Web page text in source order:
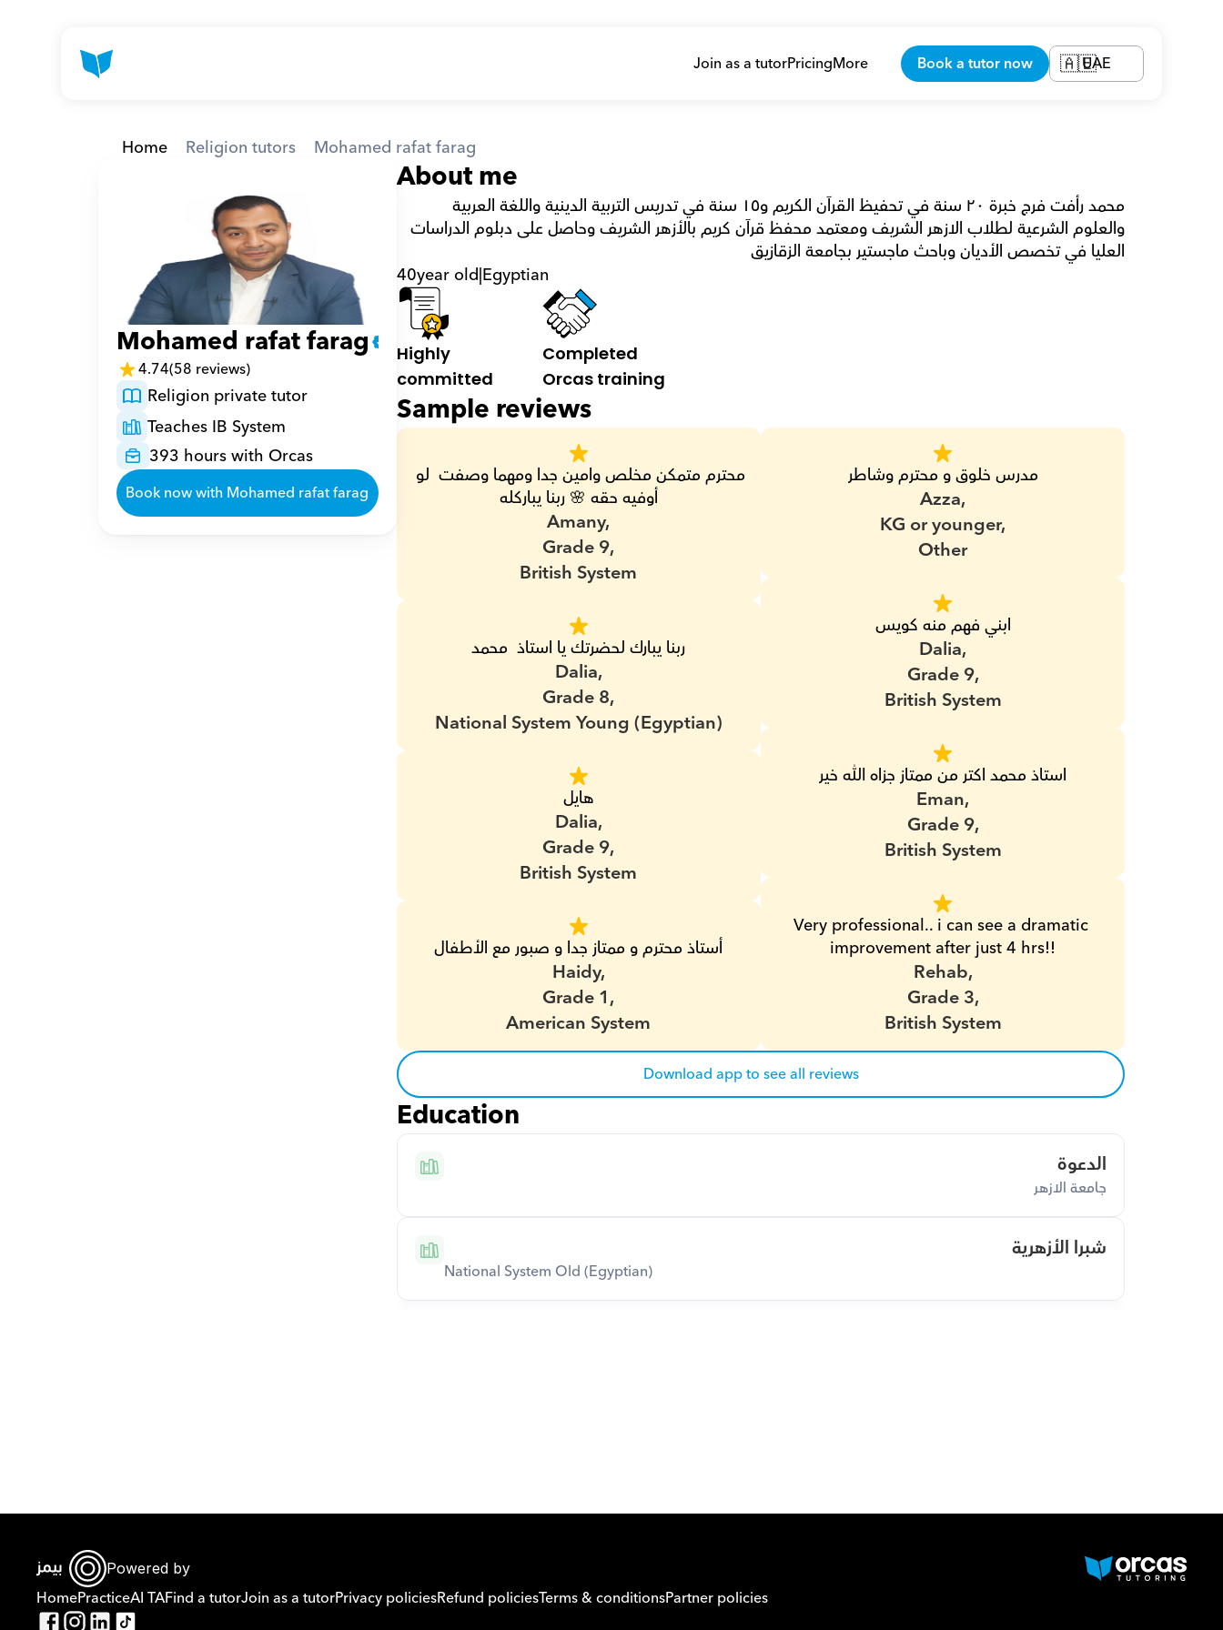
Join as a tutorPricingMore Book a tutor now 🇦🇪UAE
Home Religion tutors Mohamed rafat farag
Mohamed rafat farag
4.74(58 reviews)
Religion private tutor
Teaches IB System
393 hours with Orcas
Book now with Mohamed rafat farag
About me
محمد رأفت فرج خبرة ٢٠ سنة في تحفيظ القرآن الكريم و١٥ سنة في تدريس التربية الدينية واللغة العربية
والعلوم الشرعية لطلاب الازهر الشريف ومعتمد محفظ قرآن كريم بالأزهر الشريف وحاصل على دبلوم الدراسات
العليا في تخصص الأديان وباحث ماجستير بجامعة الزقازيق
40year old|Egyptian
Highly
committed
Completed
Orcas training
Sample reviews
أوفيه حقه 🌸 ربنا يباركله
Amany,
Grade 9,
British System
ربنا يبارك لحضرتك يا استاذ  محمد
Dalia,
Grade 8,
National System Young (Egyptian)
هايل
Dalia,
Grade 9,
British System
أستاذ محترم و ممتاز جدا و صبور مع الأطفال
Haidy,
Grade 1,
American System
مدرس خلوق و محترم وشاطر
Azza,
KG or younger,
Other
ابني فهم منه كويس
Dalia,
Grade 9,
British System
استاذ محمد اكتر من ممتاز جزاه الله خير
Eman,
Grade 9,
British System
Very professional.. i can see a dramatic
improvement after just 4 hrs!!
Rehab,
Grade 3,
British System
Download app to see all reviews
Education
الدعوة
جامعة الازهر
شبرا الأزهرية
National System Old (Egyptian)
Download Orcas
Powered by
HomePracticeAI TAFind a tutorJoin as a tutorPrivacy policiesRefund policiesTerms & conditionsPartner policies